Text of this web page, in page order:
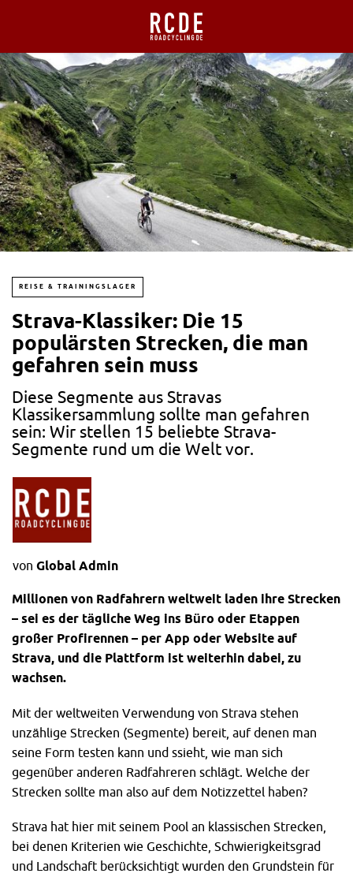
REISE & TRAININGSLAGER
Strava-Klassiker: Die 15
populärsten Strecken, die man
gefahren sein muss
Diese Segmente aus Stravas
Klassikersammlung sollte man gefahren
sein: Wir stellen 15 beliebte Strava-
Segmente rund um die Welt vor.
von Global Admin
Millionen von Radfahrern weltweit laden ihre Strecken
– sei es der tägliche Weg ins Büro oder Etappen
großer Profirennen – per App oder Website auf
Strava, und die Plattform ist weiterhin dabei, zu
wachsen.
Mit der weltweiten Verwendung von Strava stehen
unzählige Strecken (Segmente) bereit, auf denen man
seine Form testen kann und ssieht, wie man sich
gegenüber anderen Radfahreren schlägt. Welche der
Strecken sollte man also auf dem Notizzettel haben?
Strava hat hier mit seinem Pool an klassischen Strecken,
bei denen Kriterien wie Geschichte, Schwierigkeitsgrad
und Landschaft berücksichtigt wurden den Grundstein für